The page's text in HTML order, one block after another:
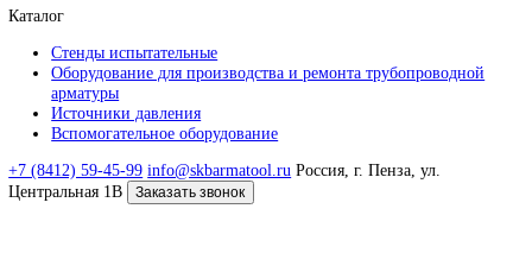
Я даю согласие наобработку моих персональных данных и
ознакомился с Политикой обработки персональных данных
Отправить заявку
© 2026 ООО СКБ «Арматул»